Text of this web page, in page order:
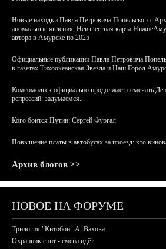
Новые находки Павла Петровича Попельского:
аномальные явления, Неизвестная карта
автора в Амурске по 2025
Официальные публикации Павла Петровича
в газетах Тихоокеанская Звезда и Наш Город
Комсомольск официально продолжает отмечать
репрессий: задумаемся...
Кого боится Путин: Сергей Фургал
Повышение платы в автобусах за проезд: кто
Архив блогов >>
НОВОЕ НА ФОРУМЕ
Трилогия "Китобои" А. Вахова.
Охранник спит - смена идёт